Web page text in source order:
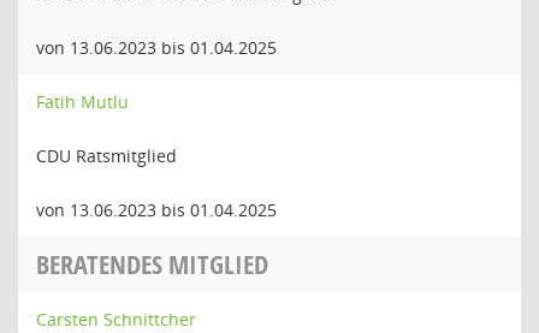
von 13.06.2023 bis 01.04.2025
Fatih Mutlu
CDU Ratsmitglied
von 13.06.2023 bis 01.04.2025
BERATENDES MITGLIED
Carsten Schnittcher